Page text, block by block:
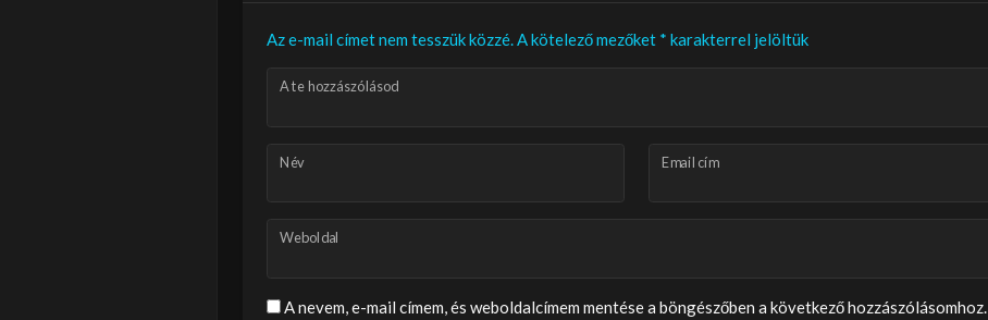
Az e-mail címet nem tesszük közzé.A kötelező mezőket * karakterrel jelöltük
A te hozzászólásod
Név Email cím
Weboldal
A nevem, e-mail címem, és weboldalcímem mentése a böngészőben a következő hozzászólásomhoz.